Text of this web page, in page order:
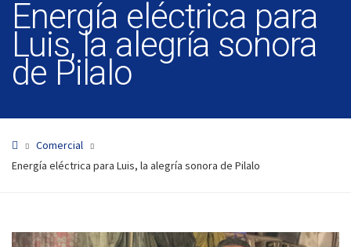
Energía eléctrica para
Luis, la alegría sonora
de Pilalo
Comercial
Energía eléctrica para Luis, la alegría sonora de Pilalo